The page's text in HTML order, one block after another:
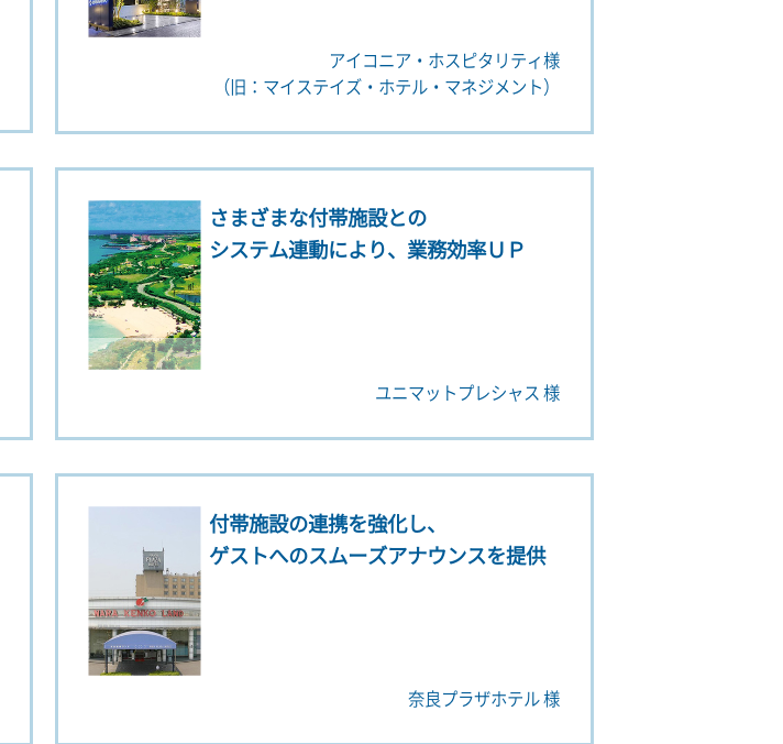
アイコニア・ホスピタリティ様
（旧：マイステイズ・ホテル・マネジメント）
さまざまな付帯施設との
システム連動により、業務効率ＵＰ
ユニマットプレシャス 様
付帯施設の連携を強化し、
ゲストへのスムーズアナウンスを提供
奈良プラザホテル 様